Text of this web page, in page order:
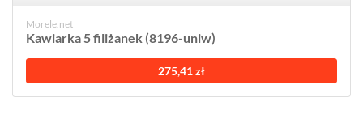
Morele.net
Kawiarka 5 filiżanek (8196-uniw)
275,41 zł